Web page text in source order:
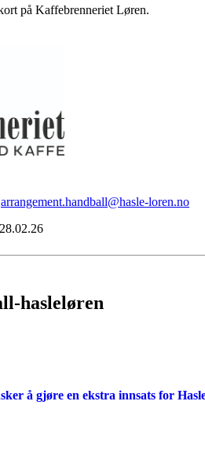
på Kaffebrenneriet Løren.
arrangement.handball@hasle-loren.no
hasleløren
å gjøre en ekstra innsats for